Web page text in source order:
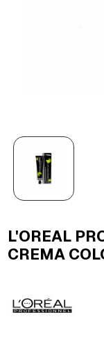
L'OREAL
CREMA